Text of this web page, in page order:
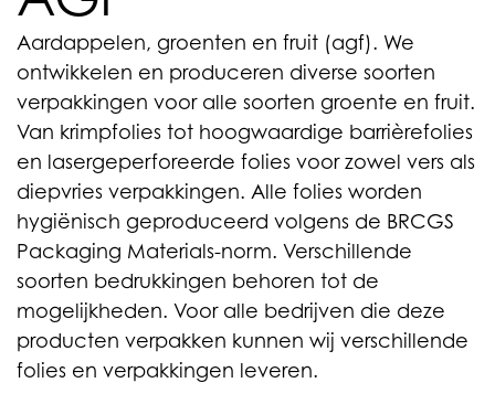
Aardappelen, groenten en fruit (agf). We
ontwikkelen en produceren diverse soorten
verpakkingen voor alle soorten groente en fruit.
Van krimpfolies tot hoogwaardige barrièrefolies
en lasergeperforeerde folies voor zowel vers als
diepvries verpakkingen. Alle folies worden
hygiënisch geproduceerd volgens de BRCGS
Packaging Materials-norm. Verschillende
soorten bedrukkingen behoren tot de
mogelijkheden. Voor alle bedrijven die deze
producten verpakken kunnen wij verschillende
folies en verpakkingen leveren.